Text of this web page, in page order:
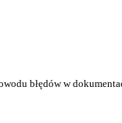
błędów w